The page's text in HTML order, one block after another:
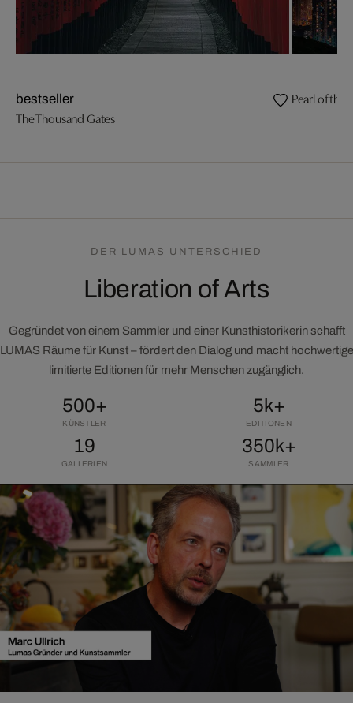
bestseller
The Thousand Gates
Pearl of the
DER LUMAS UNTERSCHIED
Liberation of Arts
Gegründet von einem Sammler und einer Kunsthistorikerin schafft
LUMAS Räume für Kunst – fördert den Dialog und macht hochwertige
limitierte Editionen für mehr Menschen zugänglich.
500+
KÜNSTLER
5k+
EDITIONEN
19
GALLERIEN
350k+
SAMMLER